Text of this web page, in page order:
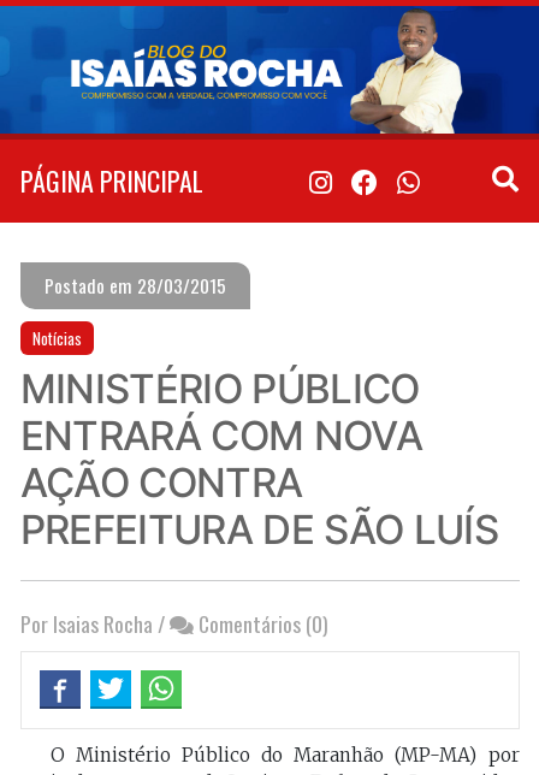
Pular
conteúdo
PÁGINA PRINCIPAL
Postado em 28/03/2015
Notícias
MINISTÉRIO PÚBLICO
ENTRARÁ COM NOVA
AÇÃO CONTRA
PREFEITURA DE SÃO LUÍS
Por Isaias Rocha / Comentários (0)
O Ministério Público do Maranhão (MP-MA) por